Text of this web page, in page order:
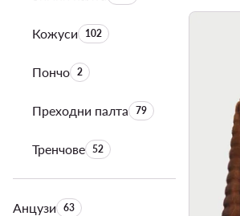
КожусиБрой на продуктите:
102
ПончоБрой на продуктите:
2
Преходни палтаБрой на
79
ТренчовеБрой на продуктите:
52
АнцузиБрой на продуктите:
63